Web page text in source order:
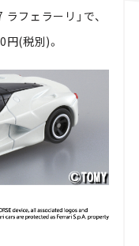
フェラーリ」で、
(税別)。